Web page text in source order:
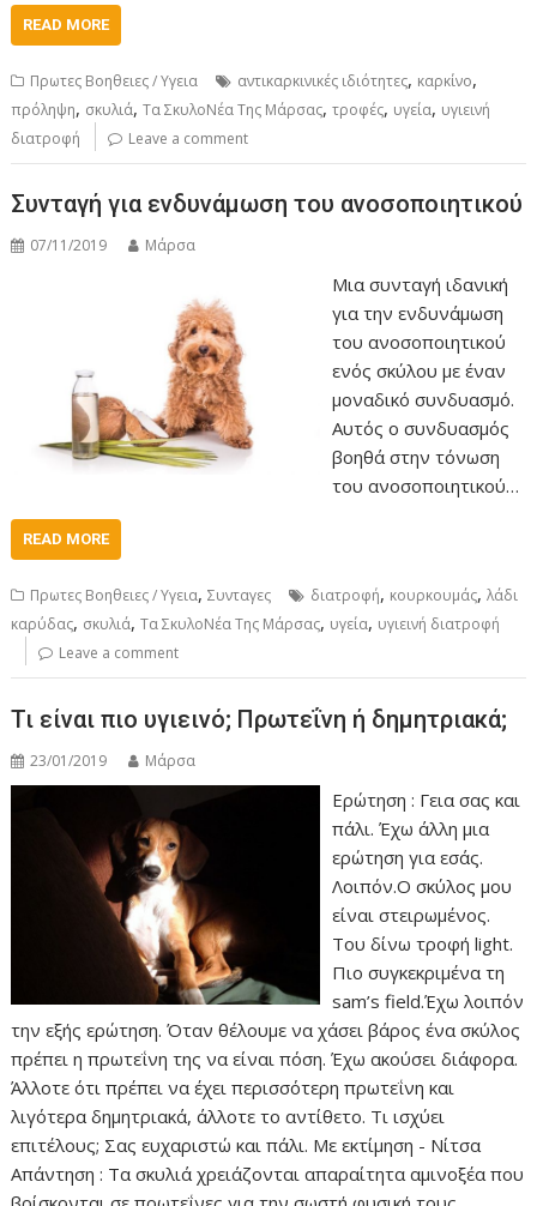
READ MORE
Πρωτες Βοηθειες / Υγεια αντικαρκινικές ιδιότητες, καρκίνο,
πρόληψη, σκυλιά,Τα ΣκυλοΝέα Της Μάρσας,τροφές, υγεία, υγιεινή
διατροφή
Leave a comment
Συνταγή για ενδυνάμωση του ανοσοποιητικού
07/11/2019 Μάρσα
Mια συνταγή ιδανική
για την ενδυνάμωση
του ανοσοποιητικού
ενός σκύλου με έναν
μοναδικό συνδυασμό.
Αυτός ο συνδυασμός
βοηθά στην τόνωση
του ανοσοποιητικού…
READ MORE
Πρωτες Βοηθειες / Υγεια,Συνταγες διατροφή, κουρκουμάς,λάδι
καρύδας, σκυλιά,Τα ΣκυλοΝέα Της Μάρσας, υγεία, υγιεινή διατροφή
Leave a comment
Τι είναι πιο υγιεινό; Πρωτεΐνη ή δημητριακά;
23/01/2019 Μάρσα
Ερώτηση : Γεια σας και
πάλι. Έχω άλλη μια
ερώτηση για εσάς.
Λοιπόν.Ο σκύλος μου
είναι στειρωμένος.
Του δίνω τροφή light.
Πιο συγκεκριμένα τη
sam’s field.Έχω λοιπόν
την εξής ερώτηση. Όταν θέλουμε να χάσει βάρος ένα σκύλος
πρέπει η πρωτεΐνη της να είναι πόση. Έχω ακούσει διάφορα.
Άλλοτε ότι πρέπει να έχει περισσότερη πρωτεΐνη και
λιγότερα δημητριακά, άλλοτε το αντίθετο. Τι ισχύει
επιτέλους; Σας ευχαριστώ και πάλι. Με εκτίμηση - Νίτσα
Απάντηση : Τα σκυλιά χρειάζονται απαραίτητα αμινοξέα που